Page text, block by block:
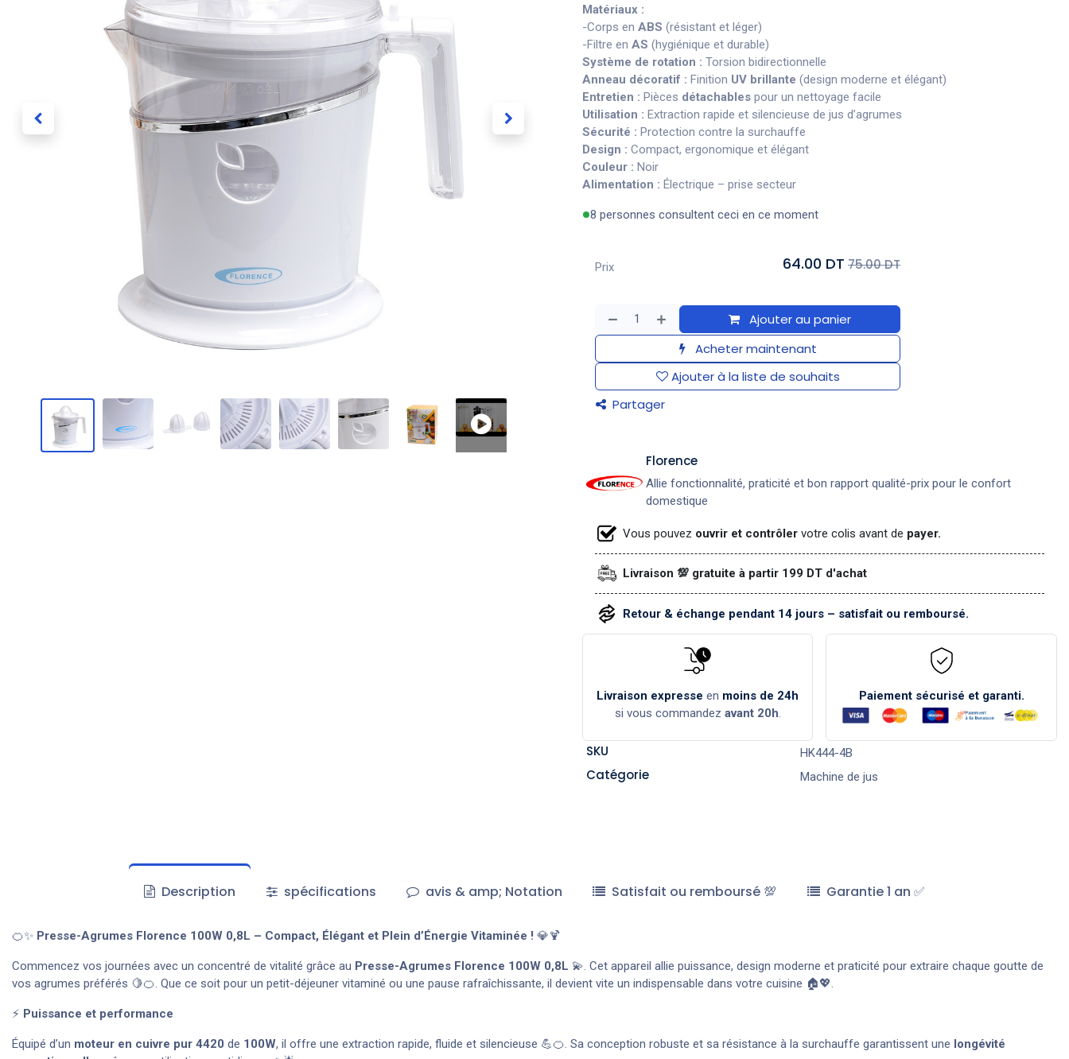
Matériaux :
-Corps en ABS (résistant et léger)
-Filtre en AS (hygiénique et durable)
Système de rotation : Torsion bidirectionnelle
Anneau décoratif : Finition UV brillante (design moderne et élégant)
Entretien : Pièces détachables pour un nettoyage facile
Utilisation : Extraction rapide et silencieuse de jus d’agrumes
Sécurité : Protection contre la surchauffe
Design : Compact, ergonomique et élégant
Couleur : Noir
Alimentation : Électrique – prise secteur
8 personnes consultent ceci en ce moment
Ajouter au panier
Acheter maintenant
Ajouter à la liste de souhaits
Partager
Prix 64.00 DT 75.00 DT
​Florence
Allie fonctionnalité, praticité et bon rapport qualité-prix pour le confort
domestique
Vous pouvez ouvrir et contrôler votre colis avant de payer.
Livraison 💯 gratuite à partir 199 DT d'achat
Retour & échange pendant 14 jours – satisfait ou remboursé.
Livraison expresse en moins de 24h
si vous commandez avant 20h.
Paiement sécurisé et garanti.
SKU HK444-4B
Catégorie Machine de jus
Description spécifications avis & amp; Notation Satisfait ou remboursé 💯 Garantie 1 an ✅
🍊✨ Presse-Agrumes Florence 100W 0,8L – Compact, Élégant et Plein d’Énergie Vitaminée ! 💎🍹
Commencez vos journées avec un concentré de vitalité grâce au Presse-Agrumes Florence 100W 0,8L 💫. Cet appareil allie puissance, design moderne et praticité pour extraire chaque goutte de
vos agrumes préférés 🍋🍊. Que ce soit pour un petit-déjeuner vitaminé ou une pause rafraîchissante, il devient vite un indispensable dans votre cuisine 🏠💖.
⚡ Puissance et performance
Équipé d’un moteur en cuivre pur 4420 de 100W, il offre une extraction rapide, fluide et silencieuse 💪🍊. Sa conception robuste et sa résistance à la surchauffe garantissent une longévité